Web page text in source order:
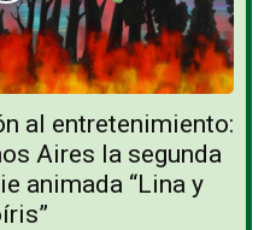
al entretenimiento:
Aires la segunda
animada “Lina y